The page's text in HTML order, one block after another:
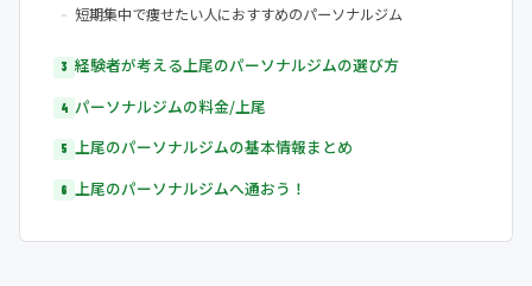
短期集中で痩せたい人におすすめのパーソナルジム
経験者が考える上尾のパーソナルジムの選び方
パーソナルジムの料金/上尾
上尾のパーソナルジムの基本情報まとめ
上尾のパーソナルジムへ通おう！